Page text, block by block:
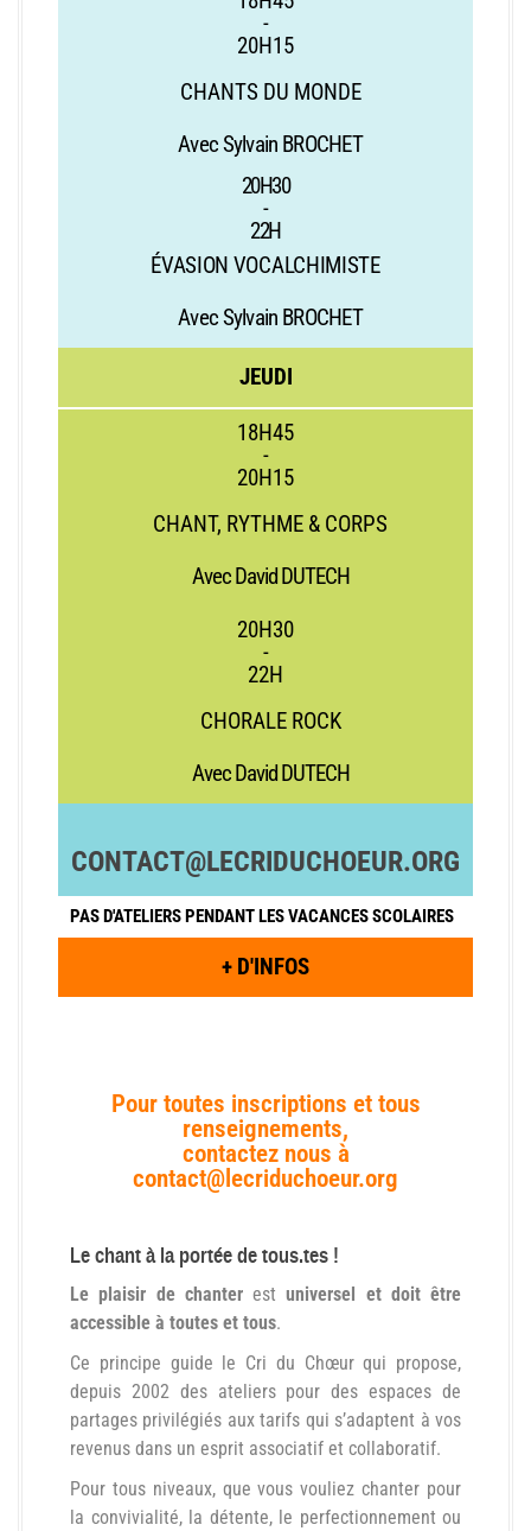
-
20H15
CHANTS DU MONDE
Avec Sylvain BROCHET
20H30
-
22H
ÉVASION VOCALCHIMISTE
Avec Sylvain BROCHET
JEUDI
18H45
-
20H15
CHANT, RYTHME & CORPS
Avec David DUTECH
20H30
-
22H
CHORALE ROCK
Avec David DUTECH
CONTACT@LECRIDUCHOEUR.ORG
PAS D'ATELIERS PENDANT LES VACANCES SCOLAIRES
+ D'INFOS
Pour toutes inscriptions et tous
renseignements,
contactez nous à
contact@lecriduchoeur.org
Le chant à la portée de tous.tes !
Le plaisir de chanter estuniversel et doit être
accessible à toutes et tous.
Ce principe guide le Cri du Chœurqui propose,
depuis 2002 des ateliers pour des espaces de
partages privilégiés aux tarifs qui s’adaptent à vos
revenus dans un esprit associatif et collaboratif.
Pour tous niveaux, que vous vouliez chanter pour
la convivialité, la détente, le perfectionnement ou